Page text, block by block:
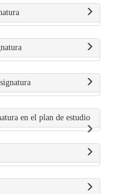
en el plan de estudio